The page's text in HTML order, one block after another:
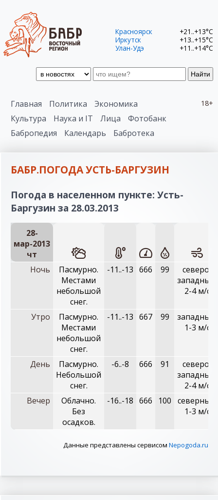
Найти
Красноярск
+21..+13°C
Иркутск
+13..+15°C
Улан-Удэ
+11..+14°C
18+
Главная Политика
Экономика
Культура
Наука и IT Лица
Фотобанк
Бабропедия
Календарь Бабротека
БАБР.ПОГОДА УСТЬ-БАРГУЗИН
Погода в населенном пункте: Усть-
Баргузин за 28.03.2013
28-
мар-2013
чт
Ночь
Пасмурно.
Местами
небольшой
снег.
-11..-13 666 99
северо-
западный,
2-4 м/с
Утро
Пасмурно.
Местами
небольшой
снег.
-11..-13 667 99
западный,
1-3 м/с
День
Пасмурно.
Небольшой
снег.
-6..-8 666 91
северо-
западный,
2-4 м/с
Вечер
Облачно.
Без
осадков.
-16..-18 666 100
северный,
1-3 м/с
Данные представлены сервисом Nepogoda.ru